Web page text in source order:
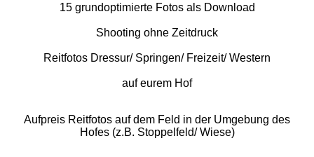
15 grundoptimierte Fotos als Download
Shooting ohne Zeitdruck
Reitfotos Dressur/ Springen/ Freizeit/ Western
auf eurem Hof
Aufpreis Reitfotos auf dem Feld in der Umgebung des
Hofes (z.B. Stoppelfeld/ Wiese)